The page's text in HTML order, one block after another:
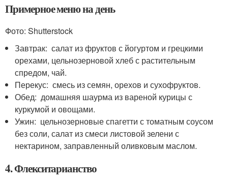
Примерное меню на день
Фото: Shutterstock
Завтрак: салат из фруктов с йогуртом и грецкими
орехами, цельнозерновой хлеб с растительным
спредом, чай.
Перекус: смесь из семян, орехов и сухофруктов.
Обед: домашняя шаурма из вареной курицы с
куркумой и овощами.
Ужин: цельнозерновые спагетти с томатным соусом
без соли, салат из смеси листовой зелени с
нектарином, заправленный оливковым маслом.
4. Флекситарианство